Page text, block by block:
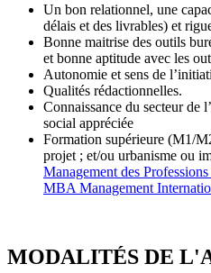
Un bon relationnel, une
délais et des livrables) et
Bonne maitrise des outils
et bonne aptitude avec les
Autonomie et sens de
Qualités rédactionnelles.
Connaissance du secteur de
social appréciée
Formation supérieure (M1/
projet ; et/ou urbanisme ou
Management des
MBA Management
MODALITÉS DE